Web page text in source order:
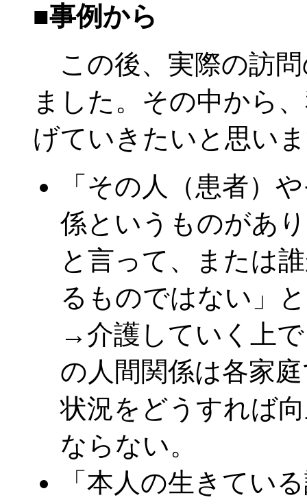
■事例から
この後、実際の訪
ました。その中から
げていきたいと思い
「その人（患者）
係というものがあ
と言って、または
るものではない」
→介護していく上
の人間関係は各家
状況をどうすれば
ならない。
「本人の生きてい